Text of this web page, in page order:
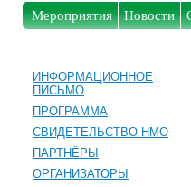
Мероприятия Новости
ИНФОРМАЦИОННОЕ
ПИСЬМО
ПРОГРАММА
СВИДЕТЕЛЬСТВО НМО
ПАРТНЁРЫ
ОРГАНИЗАТОРЫ